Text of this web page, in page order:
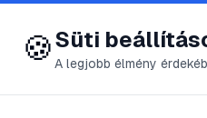
😍 LifePress
🍪Süti
A legjobb élmény